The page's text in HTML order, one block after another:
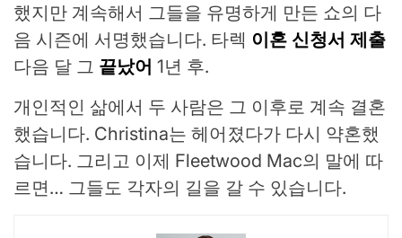
했지만 계속해서 그들을 유명하게 만든 쇼의 다
음 시즌에 서명했습니다. 타렉 이혼 신청서 제출
다음 달 그 끝났어 1년 후.
개인적인 삶에서 두 사람은 그 이후로 계속 결혼
했습니다. Christina는 헤어졌다가 다시 약혼했
습니다. 그리고 이제 Fleetwood Mac의 말에 따
르면… 그들도 각자의 길을 갈 수 있습니다.